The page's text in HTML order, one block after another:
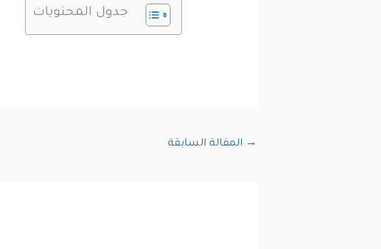
جدول المحتويات
→ المقالة السابقة